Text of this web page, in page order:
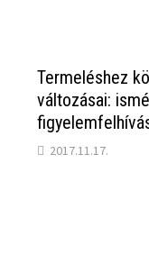
Termeléshez
változásai:
2017.11.17.